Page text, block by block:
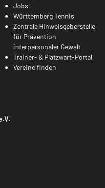
Jobs
Württemberg Tennis
Zentrale Hinweisgeberstelle
für Prävention
interpersonaler Gewalt
Trainer- & Platzwart-Portal
Vereine finden